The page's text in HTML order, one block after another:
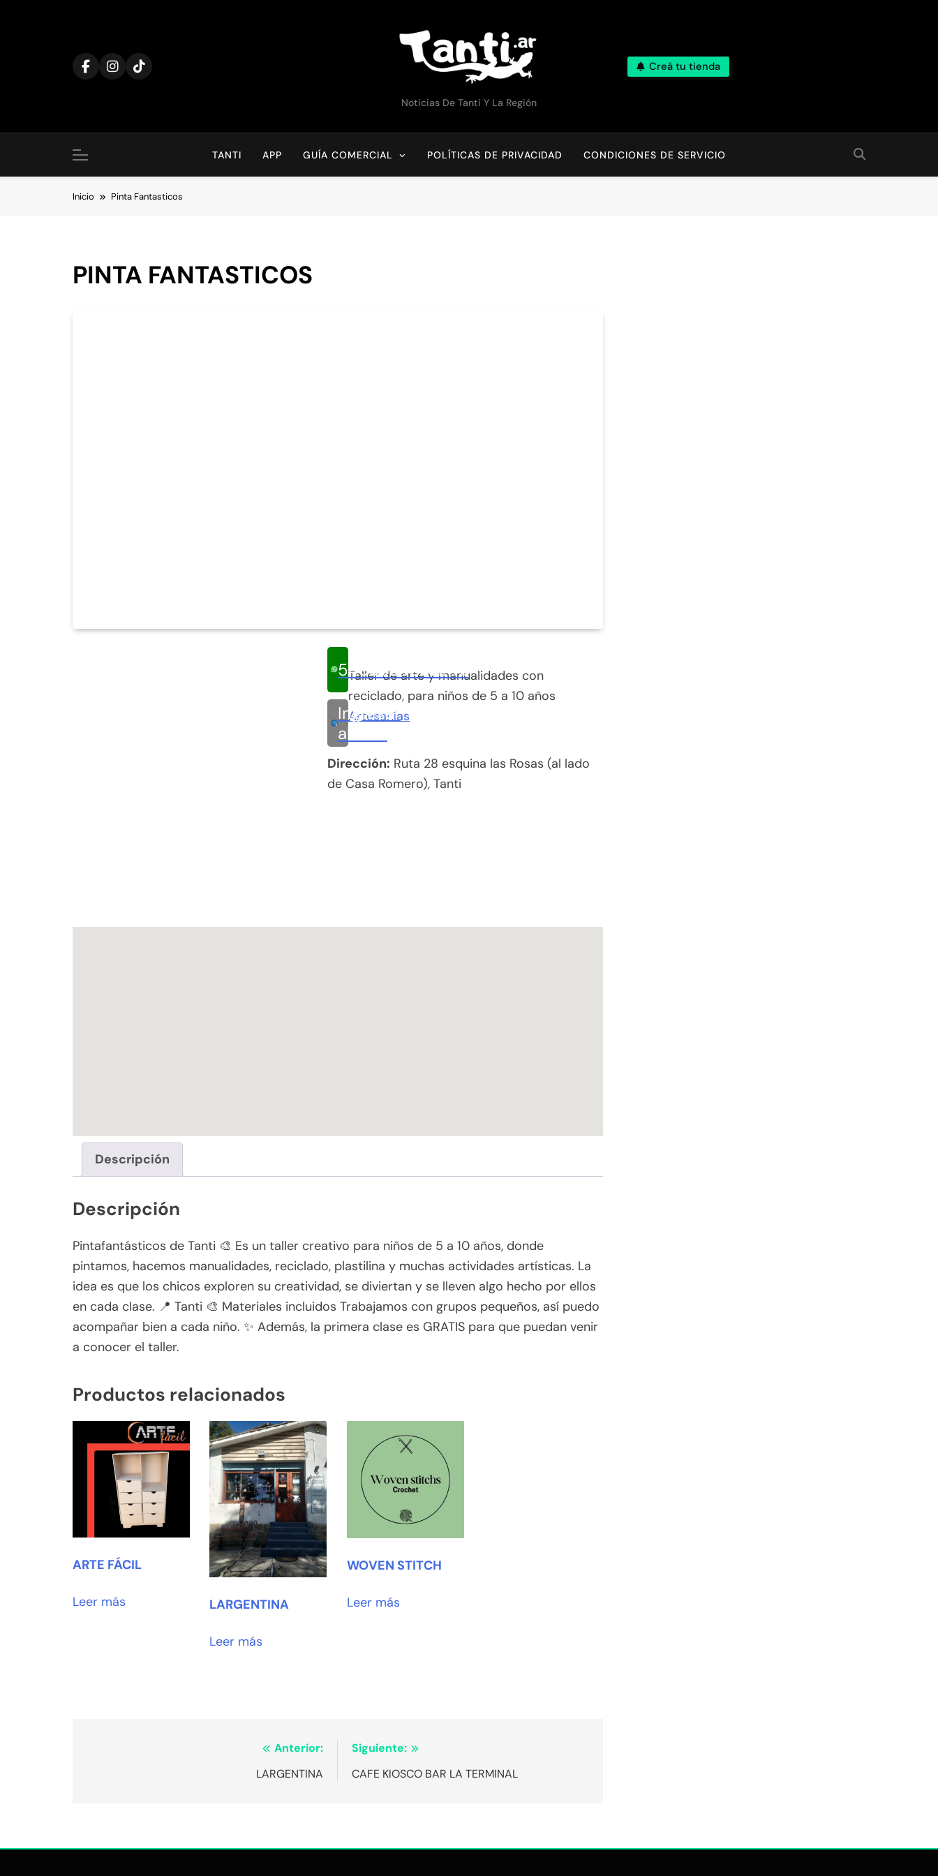
TANTI.ARNoticias De Tanti Y La Región
Creá tu tienda
TANTI APP GUÍA COMERCIAL POLÍTICAS DE PRIVACIDAD CONDICIONES DE SERVICIO
Inicio Pinta Fantasticos
PINTA FANTASTICOS
Taller de arte y manualidades con
reciclado, para niños de 5 a 10 años
Artesanías
5493624207242
Ingresar
al sitio
Dirección: Ruta 28 esquina las Rosas (al lado
de Casa Romero), Tanti
Descripción
Descripción
Pintafantásticos de Tanti 🎨 Es un taller creativo para niños de 5 a 10 años, donde
pintamos, hacemos manualidades, reciclado, plastilina y muchas actividades artísticas. La
idea es que los chicos exploren su creatividad, se diviertan y se lleven algo hecho por ellos
en cada clase. 📍 Tanti 🎨 Materiales incluidos Trabajamos con grupos pequeños, así puedo
acompañar bien a cada niño. ✨ Además, la primera clase es GRATIS para que puedan venir
a conocer el taller.
Productos relacionados
ARTE FÁCIL
Leer más LARGENTINA
Leer más
WOVEN STITCH
Leer más
Anterior:
LARGENTINA
Siguiente:
CAFE KIOSCO BAR LA TERMINAL